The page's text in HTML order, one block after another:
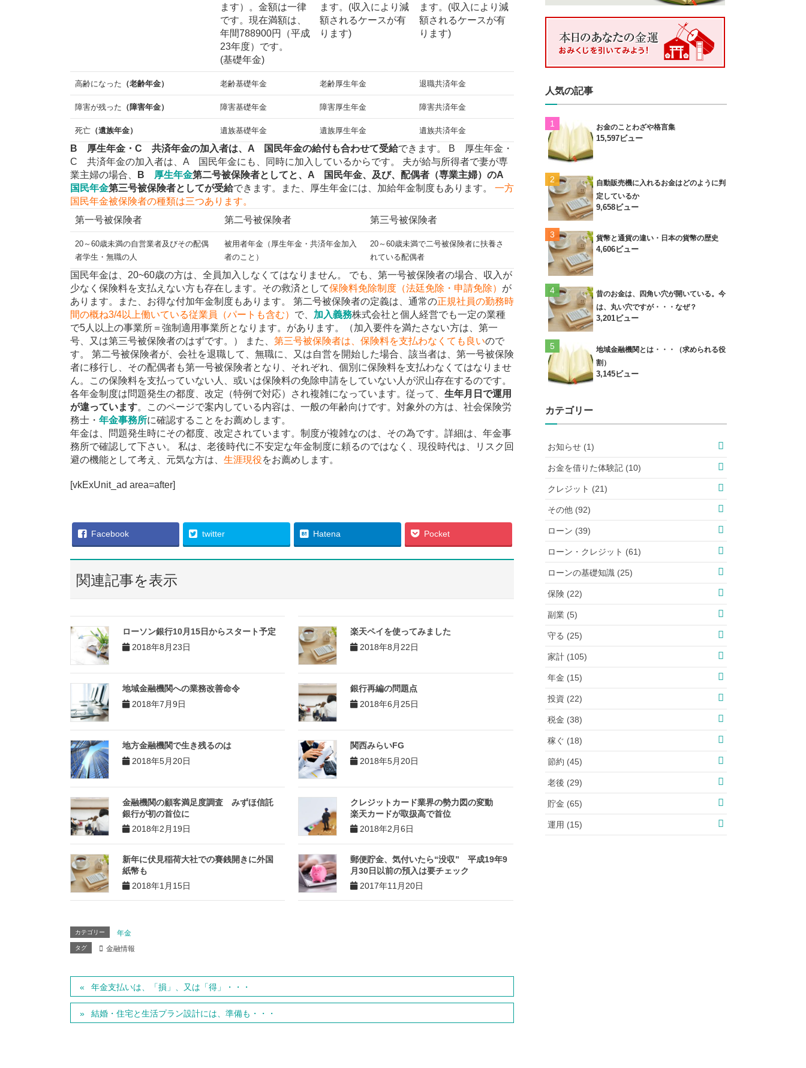
ます）。金額は一律
です。現在満額は、
年間788900円（平成
23年度）です。
(基礎年金)
ます。(収入により減
額されるケースが有
ります)
ます。(収入により減
額されるケースが有
ります)
高齢になった （老齢年金） 老齢基礎年金 老齢厚生年金 退職共済年金
障害が残った （障害年金） 障害基礎年金 障害厚生年金 障害共済年金
死亡 （遺族年金） 遺族基礎年金 遺族厚生年金 遺族共済年金
B 厚生年金・C 共済年金の加入者は、A 国民年金の給付も合わせて受給できます。 B 厚生年金・
C 共済年金の加入者は、A 国民年金にも、同時に加入しているからです。 夫が給与所得者で妻が専
業主婦の場合、
B 厚生年金第二号被保険者としてと、A 国民年金、及び、配偶者（専業主婦）のA
国民年金第三号被保険者としてが受給できます。また、厚生年金には、加給年金制度もあります。 一方
国民年金被保険者の種類は三つあります。
第一号被保険者
第二号被保険者 第三号被保険者
20～60歳未満の自営業者及びその配偶
者学生・無職の人
被用者年金（厚生年金・共済年金加入
者のこと）
20～60歳未満で二号被保険者に扶養さ
れている配偶者
国民年金は、20~60歳の方は、全員加入しなくてはなりません。 でも、第一号被保険者の場合、収入が
少なく保険料を支払えない方も存在します。その救済として保険料免除制度（法廷免除・申請免除） が
あります。また、お得な付加年金制度もあります。 第二号被保険者の定義は、通常の正規社員の勤務時
間の概ね3/4以上働いている従業員（パートも含む） で、 加入義務株式会社と個人経営でも一定の業種
で5人以上の事業所＝強制適用事業所となります。 があります。（加入要件を満たさない方は、第一
号、又は第三号被保険者のはずです。） また、 第三号被保険者は、保険料を支払わなくても良いので
す。 第二号被保険者が、会社を退職して、無職に、又は自営を開始した場合、該当者は、第一号被保険
者に移行し、その配偶者も第一号被保険者となり、それぞれ、個別に保険料を支払わなくてはなりませ
ん。この保険料を支払っていない人、或いは保険料の免除申請をしていない人が沢山存在するのです。
各年金制度は問題発生の都度、改定（特例で対応）され複雑になっています。従って、 生年月日で運用
が違っています。このページで案内している内容は、一般の年齢向けです。対象外の方は、社会保険労
務士・ 年金事務所に確認することをお薦めします。
年金は、問題発生時にその都度、改定されています。制度が複雑なのは、その為です。詳細は、年金事
務所で確認して下さい。 私は、老後時代に不安定な年金制度に頼るのではなく、現役時代は、リスク回
避の機能として考え、元気な方は、 生涯現役をお薦めします。
[vkExUnit_ad area=after]
Facebook twitter Hatena Pocket
関連記事を表示
ローソン銀行10月15日からスタート予定
2018年8月23日
楽天ペイを使ってみました
2018年8月22日
地域金融機関への業務改善命令
2018年7月9日
銀行再編の問題点
2018年6月25日
地方金融機関で生き残るのは
2018年5月20日
関西みらいFG
2018年5月20日
金融機関の顧客満足度調査 みずほ信託
銀行が初の首位に
2018年2月19日
クレジットカード業界の勢力図の変動
楽天カードが取扱高で首位
2018年2月6日
新年に伏見稲荷大社での賽銭開きに外国
紙幣も
2018年1月15日
郵便貯金、気付いたら“没収” 平成19年9
月30日以前の預入は要チェック
2017年11月20日
カテゴリー 年金
タグ 金融情報
年金支払いは、「損」、又は「得」・・・
結婚・住宅と生活プラン設計には、準備も・・・
人気の記事
お金のことわざや格言集
15,597ビュー
自動販売機に入れるお金はどのように判
定しているか
9,658ビュー
貨幣と通貨の違い・日本の貨幣の歴史
4,606ビュー
昔のお金は、四角い穴が開いている。今
は、丸い穴ですが・・・なぜ？
3,201ビュー
地域金融機関とは・・・（求められる役
割）
3,145ビュー
カテゴリー
お知らせ (1)
お金を借りた体験記 (10)
クレジット (21)
その他 (92)
ローン (39)
ローン・クレジット (61)
ローンの基礎知識 (25)
保険 (22)
副業 (5)
守る (25)
家計 (105)
年金 (15)
投資 (22)
税金 (38)
稼ぐ (18)
節約 (45)
老後 (29)
貯金 (65)
運用 (15)